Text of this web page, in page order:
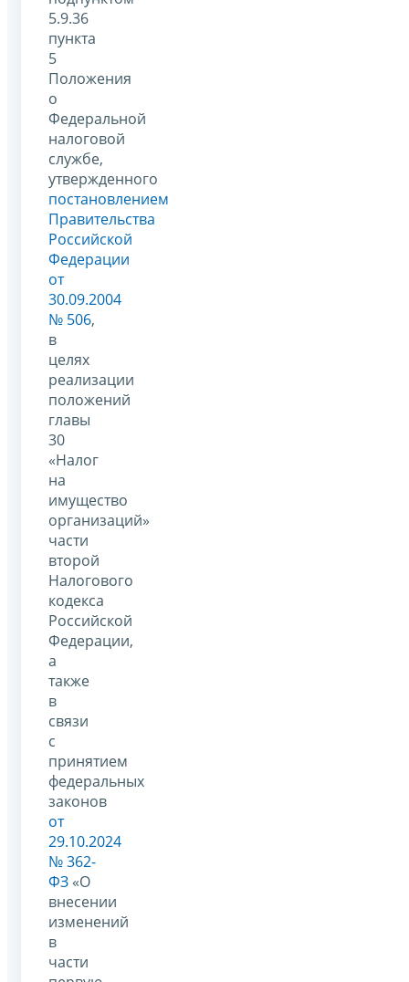
5.9.36
пункта
5
Положения
о
Федеральной
налоговой
службе,
утвержденного
постановлением
Правительства
Российской
Федерации
от
30.09.2004
№ 506,
в
целях
реализации
положений
главы
30
«Налог
на
имущество
организаций»
части
второй
Налогового
кодекса
Российской
Федерации,
а
также
в
связи
с
принятием
федеральных
законов
от
29.10.2024
№ 362-
ФЗ «О
внесении
изменений
в
части